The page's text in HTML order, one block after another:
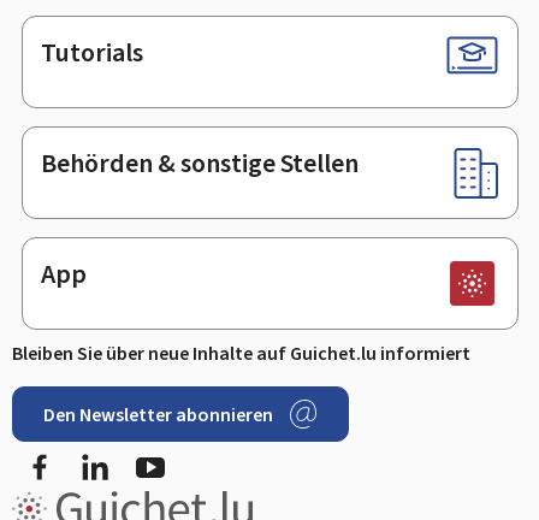
Tutorials
Behörden & sonstige Stellen
App
Bleiben Sie über neue Inhalte auf Guichet.lu informiert
Den Newsletter abonnieren
FacebookLinkedIn